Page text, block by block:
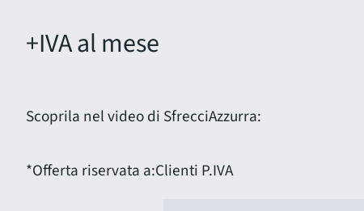
+IVA al mese
Scoprila nel video di SfrecciAzzurra:
*Offerta riservata a:Clienti P.IVA